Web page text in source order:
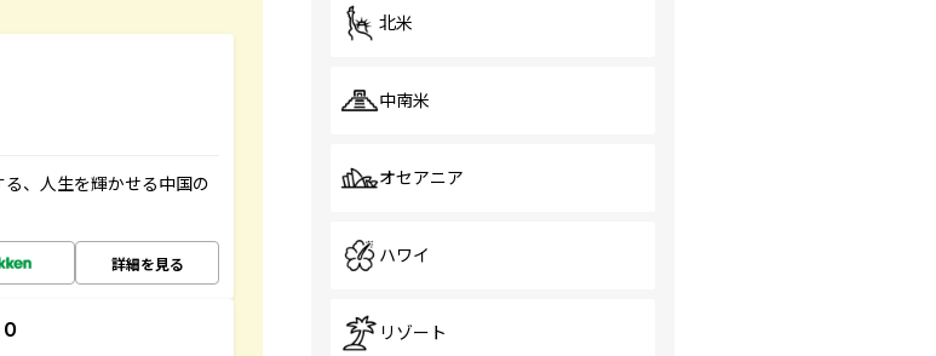
、人生を輝かせる中国の
詳細を見る
北米
中南米
オセアニア
ハワイ
リゾート